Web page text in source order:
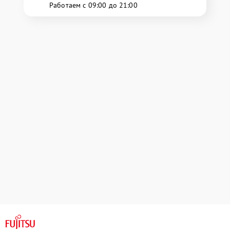
Работаем с 09:00 до 21:00